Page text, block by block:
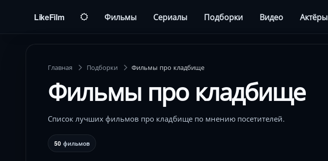
LikeFilm Фильмы Сериалы Подборки Видео Актёры
Главная Подборки Фильмы про кладбище
Фильмы про кладбище
Список лучших фильмов про кладбище по мнению посетителей.
50 фильмов